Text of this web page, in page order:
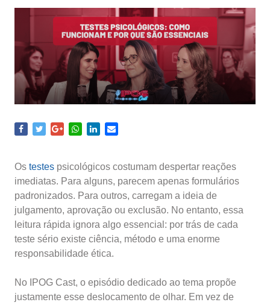
Os testes psicológicos costumam despertar reações
imediatas. Para alguns, parecem apenas formulários
padronizados. Para outros, carregam a ideia de
julgamento, aprovação ou exclusão. No entanto, essa
leitura rápida ignora algo essencial: por trás de cada
teste sério existe ciência, método e uma enorme
responsabilidade ética.
No IPOG Cast, o episódio dedicado ao tema propõe
justamente esse deslocamento de olhar. Em vez de